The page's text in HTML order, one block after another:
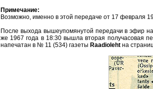
Примечание:
Возможно, именно в этой передаче от 17 февраля
После выхода вышеупомянутой передачи в эфир
же 1967 года в 18:30 вышла вторая получасовая
напечатан в № 11 (534) газеты Raadioleht на